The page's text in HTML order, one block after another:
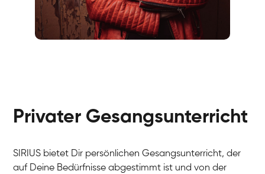
Gesang / Vocal
Anna
Gesang / Vocal
Gesang / Vocal
Privater Gesangsunterricht
SIRIUS bietet Dir persönlichen Gesangsunterricht, der
auf Deine Bedürfnisse abgestimmt ist und von der